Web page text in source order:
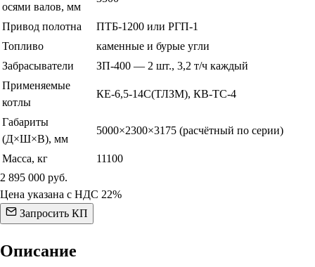
осями валов, мм
Привод полотна
ПТБ-1200 или РГП-1
Топливо
каменные и бурые угли
Забрасыватели
ЗП-400 — 2 шт., 3,2 т/ч каждый
Применяемые
котлы
КЕ-6,5-14С(ТЛЗМ), КВ-ТС-4
Габариты
(Д×Ш×В), мм
5000×2300×3175 (расчётный по серии)
Масса, кг
11100
2 895 000 руб.
Цена указана с НДС 22%
Запросить КП
Описание